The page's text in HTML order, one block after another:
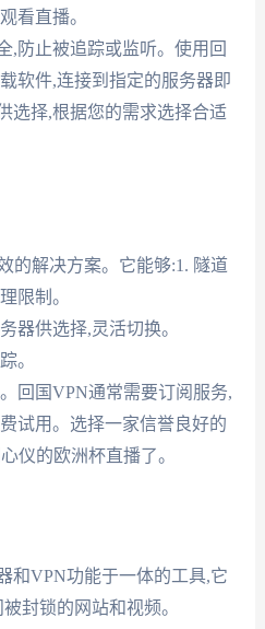
看直播。
,防止被追踪或监听。使用回
软件,连接到指定的服务器即
选择,根据您的需求选择合适
的解决方案。它能够:1. 隧道
限制。
器供选择,灵活切换。
。
回国VPN通常需要订阅服务,
试用。选择一家信誉良好的
仪的欧洲杯直播了。
和VPN功能于一体的工具,它
封锁的网站和视频。